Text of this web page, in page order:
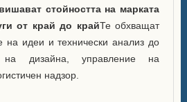
алкохолстойността на марката
от край до крайТе обхващат
на идеи и технически анализ до
на дизайна, управление на
надзор.